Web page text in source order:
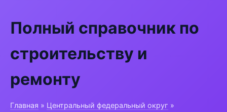
Полный справочник по
строительству и
ремонту
Главная » Центральный федеральный округ »